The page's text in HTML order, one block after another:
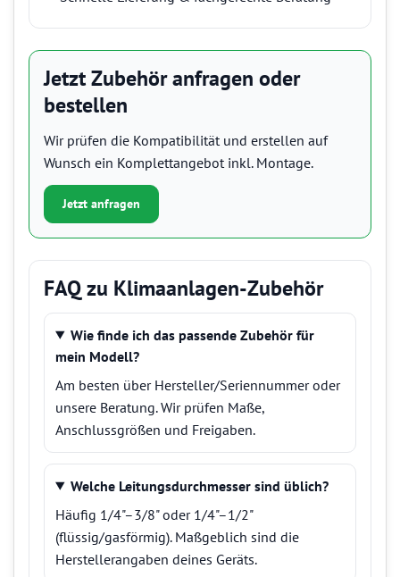
Jetzt Zubehör anfragen oder
bestellen
Wir prüfen die Kompatibilität und erstellen auf
Wunsch ein Komplettangebot inkl. Montage.
Jetzt anfragen
FAQ zu Klimaanlagen-Zubehör
Wie finde ich das passende Zubehör für
mein Modell?
Am besten über Hersteller/Seriennummer oder
unsere Beratung. Wir prüfen Maße,
Anschlussgrößen und Freigaben.
Welche Leitungsdurchmesser sind üblich?
Häufig 1/4"–3/8" oder 1/4"–1/2"
(flüssig/gasförmig). Maßgeblich sind die
Herstellerangaben deines Geräts.